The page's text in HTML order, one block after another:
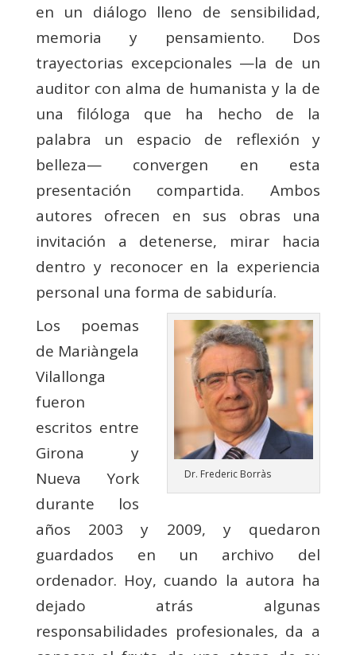
en un diálogo lleno de sensibilidad,
memoria y pensamiento. Dos
trayectorias excepcionales —la de un
auditor con alma de humanista y la de
una filóloga que ha hecho de la
palabra un espacio de reflexión y
belleza— convergen en esta
presentación compartida. Ambos
autores ofrecen en sus obras una
invitación a detenerse, mirar hacia
dentro y reconocer en la experiencia
personal una forma de sabiduría.
Dr. Frederic Borràs
Los poemas
de Mariàngela
Vilallonga
fueron
escritos entre
Girona y
Nueva York
durante los
años 2003 y 2009, y quedaron
guardados en un archivo del
ordenador. Hoy, cuando la autora ha
dejado atrás algunas
responsabilidades profesionales, da a